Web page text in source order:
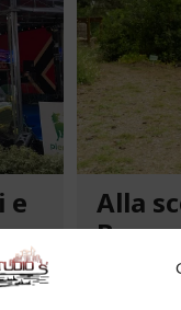
e
Alla